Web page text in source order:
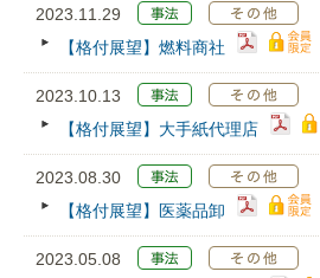
2023.11.29
【格付展望】燃料商社
2023.10.13
【格付展望】大手紙代理店
2023.08.30
【格付展望】医薬品卸
2023.05.08